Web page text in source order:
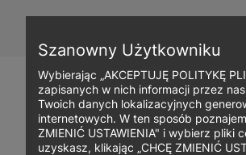
Szanowny Użytkowniku
Wybierając „AKCEPTUJĘ POLITYKĘ
zapisanych w nich informacji przez
Twoich danych lokalizacyjnych
internetowych. W ten sposób
ZMIENIĆ USTAWIENIA" i wybierz
uzyskasz, klikając „CHCĘ ZMIENIĆ